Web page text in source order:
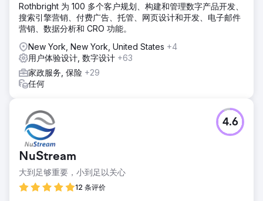
Rothbright 为 100 多个客户规划、构建和管理数字产品开发、
搜索引擎营销、付费广告、托管、网页设计和开发、电子邮件
营销、数据分析和 CRO 功能。
New York, New York, United States +4
用户体验设计, 数字设计 +63
家政服务, 保险 +29
任何
NuStream
大到足够重要，小到足以关心
12 条评价
4.6